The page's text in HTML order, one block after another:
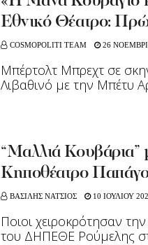
Εθνικό Θέατρο:
COSMOPOLITI TEAM 26
Μπέρτολτ Μπρεχτ σε
Λιβαθινό με την Μπέτυ
“Μαλλιά Κουβάρια”
Κηποθέατρο
ΒΑΣΙΛΗΣ ΝΑΤΣΙΟΣ 10 ΙΟΥΛΙΟΥ
Ποιοι χειροκρότησαν
του ΔΗΠΕΘΕ Ρούμελης